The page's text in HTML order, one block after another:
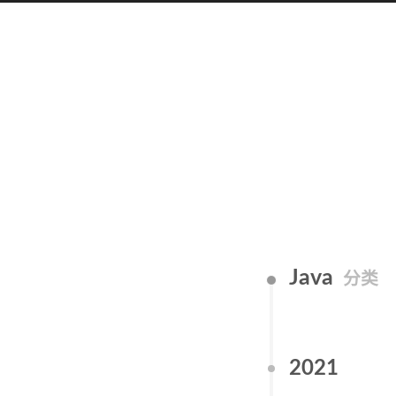
Java 分类
2021